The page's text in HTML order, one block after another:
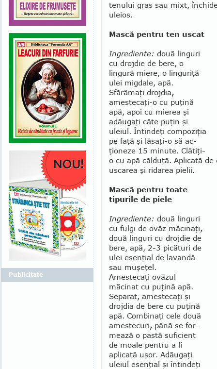
tenului gras sau mixt,
uleios.
Mască pentru ten uscat
Ingrediente: două linguri
cu droj­die de bere, o
lingură miere, o lingu­riţă
ulei migdale, apă.
Sfărâmaţi drojdia,
amestecaţi-o cu puţină
apă, apoi cu mierea şi
adău­gaţi câte puţin şi
uleiul. Întindeţi com­poziţia
pe faţă şi lăsaţi-o să ac­
ţioneze 15 minute. Clătiţi-
o cu apă călduţă. Aplicată
uscarea şi ridarea pielii.
Mască pentru toate
tipurile de piele
Ingrediente: două linguri
cu fulgi de ovăz măcinaţi,
două linguri cu drojdie de
bere, apă, 2-3 picături de
ulei esenţial de lavandă
sau muşeţel.
Amestecaţi ovăzul
măcinat cu pu­ţină apă.
Separat, amestecaţi şi
droj­dia de bere cu puţină
apă. Com­binaţi cele două
amestecuri, până se for­
mează o pastă suficient
de moale pen­tru a fi
aplicată uşor. Adăugaţi
ule­iul esenţial şi întindeţi
Publicitate